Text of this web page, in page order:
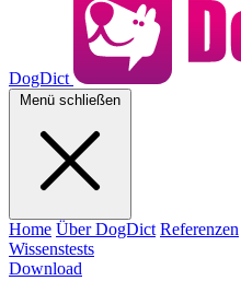
DogDict
Menü schließen
Home Über DogDict Referenzen
Wissenstests
Download